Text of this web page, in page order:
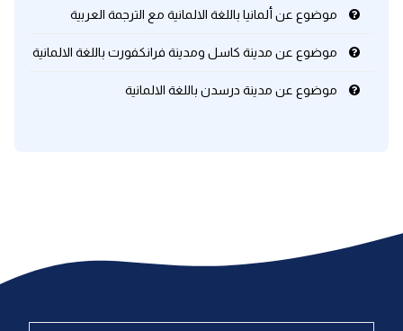
موضوع عن ألمانيا باللغة الالمانية مع الترجمة العربية
موضوع عن مدينة كاسل ومدينة فرانكفورت باللغة الالمانية
موضوع عن مدينة درسدن باللغة الالمانية